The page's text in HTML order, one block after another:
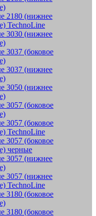
2180 (нижнее
TechnoLine
3030 (нижнее
3037 (боковое
3037 (нижнее
3050 (нижнее
3057 (боковое
3057 (боковое
TechnoLine
3057 (боковое
черные
3057 (нижнее
3057 (нижнее
TechnoLine
3180 (боковое
3180 (боковое